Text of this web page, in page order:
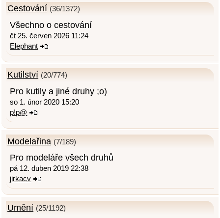
Cestování (36/1372)
Všechno o cestování
čt 25. červen 2026 11:24
Elephant
Kutilství (20/774)
Pro kutily a jiné druhy ;o)
so 1. únor 2020 15:20
p!p@
Modelařina (7/189)
Pro modeláře všech druhů
pá 12. duben 2019 22:38
jirkacv
Umění (25/1192)